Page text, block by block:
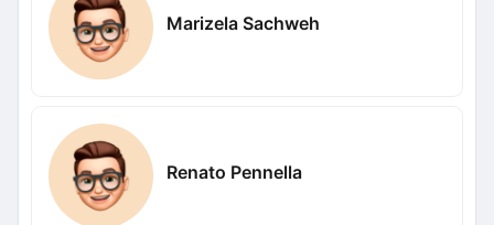
Marizela Sachweh
Renato Pennella